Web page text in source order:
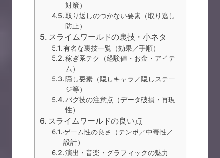
対策）
取り返しのつかない要素（取り逃し
防止）
スライムワールドの裏技・小ネタ
有名な裏技一覧（効果／手順）
稼ぎ系テク（経験値・お金・アイテ
ム）
隠し要素（隠しキャラ／隠しステー
ジ等）
バグ技の注意点（データ破損・再現
性）
スライムワールドの良い点
ゲーム性の良さ（テンポ／中毒性／
設計）
演出・音楽・グラフィックの魅力